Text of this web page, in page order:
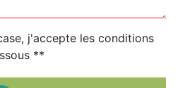
j'accepte les conditions
**